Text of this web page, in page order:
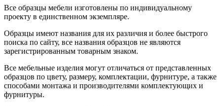
Все образцы мебели изготовлены по индивидуальному
проекту в единственном экземпляре.
Образцы имеют названия для их различия и более быстрого
поиска по сайту, все названия образцов не являются
зарегистрированным товарным знаком.
Все мебельные изделия могут отличаться от представленных
образцов по цвету, размеру, комплектации, фурнитуре, а также
способами монтажа и производителями комплектующих и
фурнитуры.